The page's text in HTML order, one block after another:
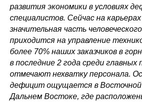
развития экономики в условиях
специалистов. Сейчас на
значительная часть
приходится на управление
более 70% наших заказчиков в
в последние 2 года среди главных
отмечают нехватку персонала.
дефицит ощущается в Восточной
Дальнем Востоке, где